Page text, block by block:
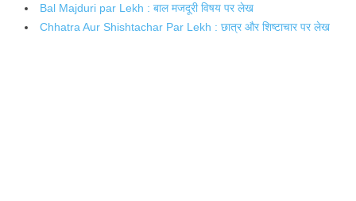
Bal Majduri par Lekh : बाल मजदूरी विषय पर लेख
Chhatra Aur Shishtachar Par Lekh : छात्र और शिष्टाचार पर लेख